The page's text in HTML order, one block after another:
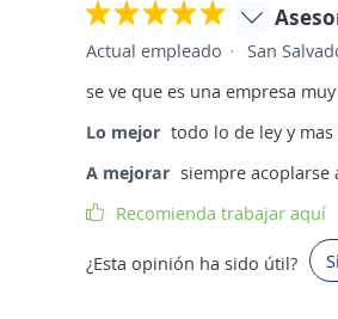
Actual empleado San
se ve que es una empresa
Lo mejor todo lo de ley y
A mejorar siempre acoplarse
Recomienda trabajar aquí
¿Esta opinión ha sido útil?